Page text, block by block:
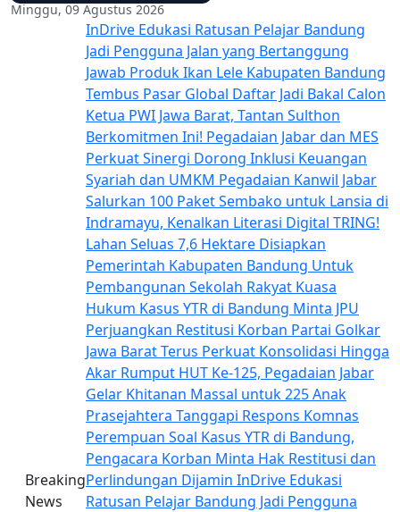
Minggu, 09 Agustus 2026
Breaking
News
InDrive Edukasi Ratusan Pelajar Bandung
Jadi Pengguna Jalan yang Bertanggung
Jawab Produk Ikan Lele Kabupaten Bandung
Tembus Pasar Global Daftar Jadi Bakal Calon
Ketua PWI Jawa Barat, Tantan Sulthon
Berkomitmen Ini! Pegadaian Jabar dan MES
Perkuat Sinergi Dorong Inklusi Keuangan
Syariah dan UMKM Pegadaian Kanwil Jabar
Salurkan 100 Paket Sembako untuk Lansia di
Indramayu, Kenalkan Literasi Digital TRING!
Lahan Seluas 7,6 Hektare Disiapkan
Pemerintah Kabupaten Bandung Untuk
Pembangunan Sekolah Rakyat Kuasa
Hukum Kasus YTR di Bandung Minta JPU
Perjuangkan Restitusi Korban Partai Golkar
Jawa Barat Terus Perkuat Konsolidasi Hingga
Akar Rumput HUT Ke-125, Pegadaian Jabar
Gelar Khitanan Massal untuk 225 Anak
Prasejahtera Tanggapi Respons Komnas
Perempuan Soal Kasus YTR di Bandung,
Pengacara Korban Minta Hak Restitusi dan
Perlindungan Dijamin InDrive Edukasi
Ratusan Pelajar Bandung Jadi Pengguna